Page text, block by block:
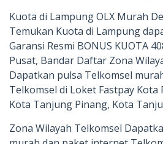
Kuota di Lampung OLX Murah
Temukan Kuota di Lampung
Garansi Resmi BONUS KUOTA
Pusat, Bandar Daftar Zona
Dapatkan pulsa Telkomsel
Telkomsel di Loket Fastpay Kota
Kota Tanjung Pinang, Kota
Zona Wilayah Telkomsel